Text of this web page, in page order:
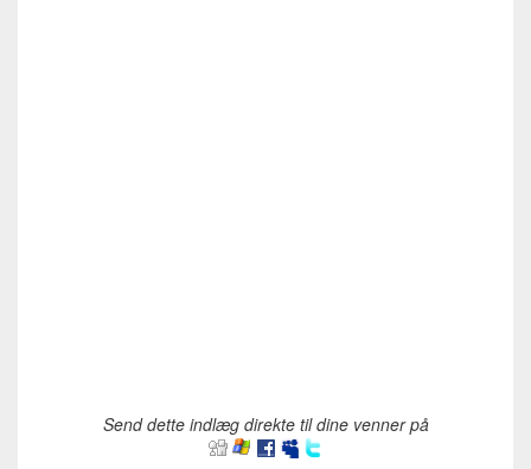
Send dette indlæg direkte til dine venner på